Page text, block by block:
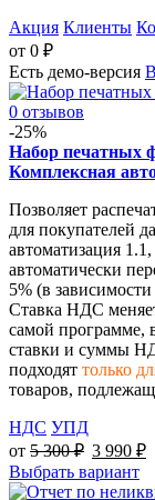
Акция Клиенты
от 0 ₽
Есть демо-версия
0 отзывов
-25%
Набор печатных
Комплексная
Позволяет
для покупателей
автоматизация
автоматически
5% (в
Ставка НДС
самой программе,
ставки и суммы
подходят только
товаров,
НДС УПД
от 5 300₽ 3 990 ₽
Выбрать вариант